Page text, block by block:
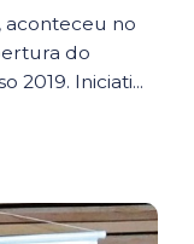
aconteceu no
do
2019. Iniciati...